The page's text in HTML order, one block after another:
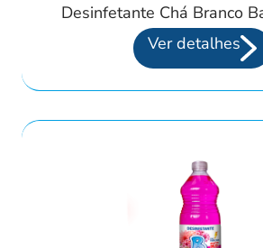
Desinfetante Chá Branco
Ver detalhes